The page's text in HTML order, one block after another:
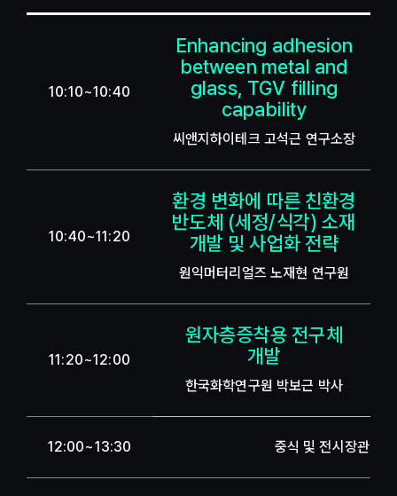
10:10~10:40
Enhancing adhesion
between metal and
glass, TGV filling
capability
씨앤지하이테크 고석근 연구소장
10:40~11:20
환경 변화에 따른 친환경
반도체 (세정/식각) 소재
개발 및 사업화 전략
원익머터리얼즈 노재현 연구원
11:20~12:00
원자층증착용 전구체
개발
한국화학연구원 박보근 박사
12:00~13:30 중식 및 전시장관람